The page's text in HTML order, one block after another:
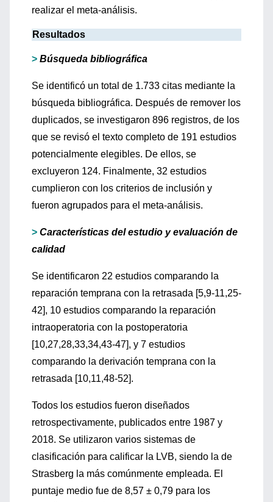
realizar el meta-análisis.
Resultados
> Búsqueda bibliográfica
Se identificó un total de 1.733 citas mediante la
búsqueda bibliográfica. Después de remover los
duplicados, se investigaron 896 registros, de los
que se revisó el texto completo de 191 estudios
potencialmente elegibles. De ellos, se
excluyeron 124. Finalmente, 32 estudios
cumplieron con los criterios de inclusión y
fueron agrupados para el meta-análisis.
> Características del estudio y evaluación de
calidad
Se identificaron 22 estudios comparando la
reparación temprana con la retrasada [5,9-11,25-
42], 10 estudios comparando la reparación
intraoperatoria con la postoperatoria
[10,27,28,33,34,43-47], y 7 estudios
comparando la derivación temprana con la
retrasada [10,11,48-52].
Todos los estudios fueron diseñados
retrospectivamente, publicados entre 1987 y
2018. Se utilizaron varios sistemas de
clasificación para calificar la LVB, siendo la de
Strasberg la más comúnmente empleada. El
puntaje medio fue de 8,57 ± 0,79 para los